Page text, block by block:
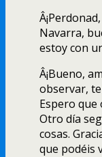
Navarra,
estoy con
Â¡Bueno,
observar,
Espero que
Otro dí­a
cosas.
que podéis